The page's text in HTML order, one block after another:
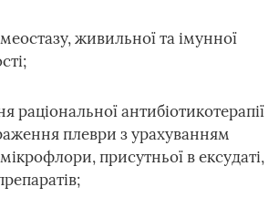
живильної та імунної
раціональної антибіотикотерапії
плеври з урахуванням
присутньої в ексудаті,